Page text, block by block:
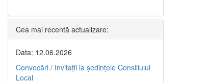
Cea mai recentă actualizare:
Data: 12.06.2026
Convocări / Invitaţii la şedinţele Consiliului
Local